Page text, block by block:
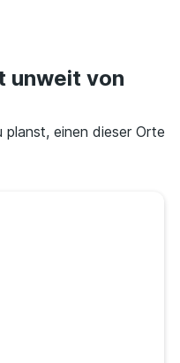
unweit von
planst, einen dieser Orte